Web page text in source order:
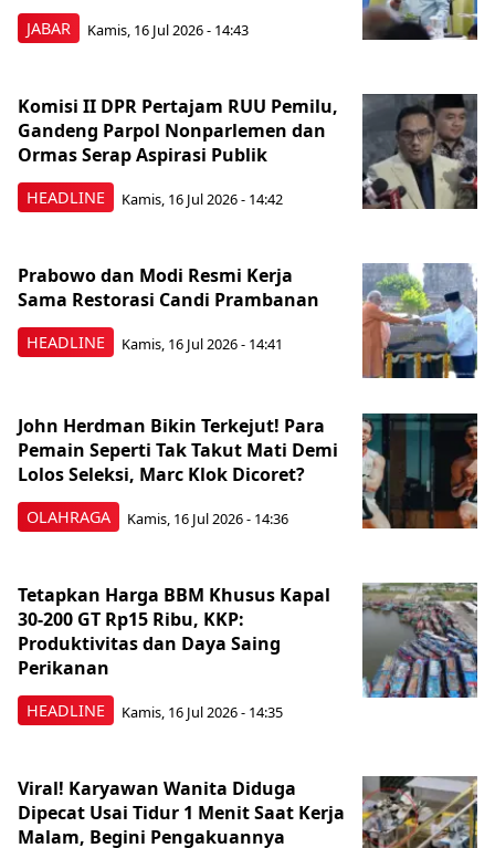
JABAR Kamis, 16 Jul 2026 - 14:43
HEADLINE
Komisi II DPR Pertajam RUU Pemilu,
Gandeng Parpol Nonparlemen dan
Ormas Serap Aspirasi Publik
Kamis, 16 Jul 2026 - 14:42
HEADLINE
Prabowo dan Modi Resmi Kerja
Sama Restorasi Candi Prambanan
Kamis, 16 Jul 2026 - 14:41
OLAHRAGA
John Herdman Bikin Terkejut! Para
Pemain Seperti Tak Takut Mati Demi
Lolos Seleksi, Marc Klok Dicoret?
Kamis, 16 Jul 2026 - 14:36
HEADLINE
Tetapkan Harga BBM Khusus Kapal
30-200 GT Rp15 Ribu, KKP:
Produktivitas dan Daya Saing
Perikanan
Kamis, 16 Jul 2026 - 14:35
Viral! Karyawan Wanita Diduga
Dipecat Usai Tidur 1 Menit Saat Kerja
Malam, Begini Pengakuannya